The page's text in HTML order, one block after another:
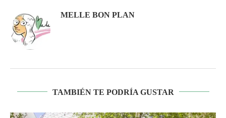
MELLE BON PLAN
TAMBIÉN TE PODRÍA GUSTAR